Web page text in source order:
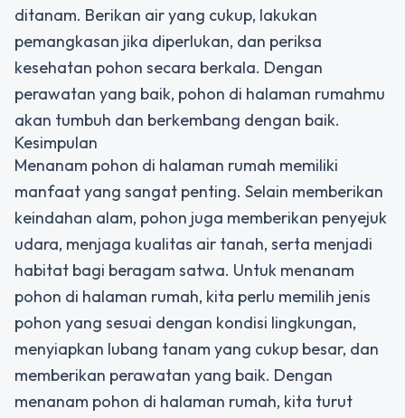
ditanam. Berikan air yang cukup, lakukan
pemangkasan jika diperlukan, dan periksa
kesehatan pohon secara berkala. Dengan
perawatan yang baik, pohon di halaman rumahmu
akan tumbuh dan berkembang dengan baik.
Kesimpulan
Menanam pohon di halaman rumah memiliki
manfaat yang sangat penting. Selain memberikan
keindahan alam, pohon juga memberikan penyejuk
udara, menjaga kualitas air tanah, serta menjadi
habitat bagi beragam satwa. Untuk menanam
pohon di halaman rumah, kita perlu memilih jenis
pohon yang sesuai dengan kondisi lingkungan,
menyiapkan lubang tanam yang cukup besar, dan
memberikan perawatan yang baik. Dengan
menanam pohon di halaman rumah, kita turut